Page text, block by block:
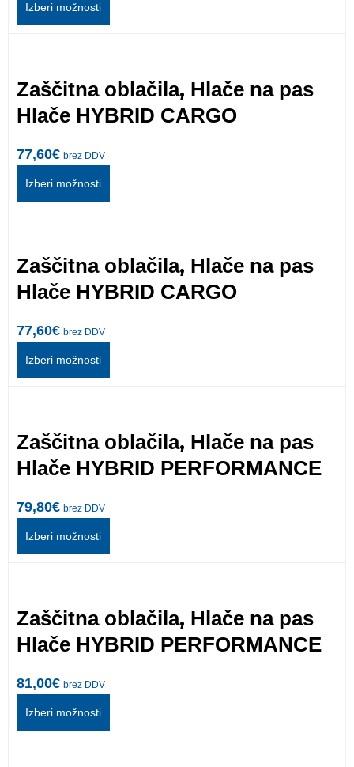
Izberi možnosti
Zaščitna oblačila, Hlače na pas
Hlače HYBRID CARGO
77,60€ brez DDV
Izberi možnosti
Zaščitna oblačila, Hlače na pas
Hlače HYBRID CARGO
77,60€ brez DDV
Izberi možnosti
Zaščitna oblačila, Hlače na pas
Hlače HYBRID PERFORMANCE
79,80€ brez DDV
Izberi možnosti
Zaščitna oblačila, Hlače na pas
Hlače HYBRID PERFORMANCE
81,00€ brez DDV
Izberi možnosti